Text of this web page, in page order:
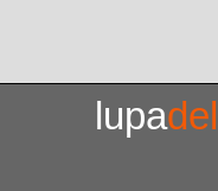
lupadel